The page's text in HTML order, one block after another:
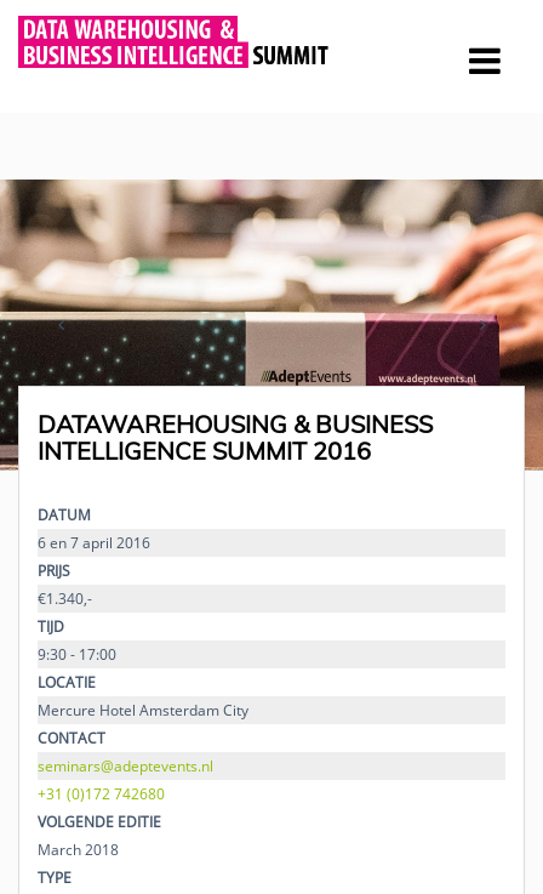
DATAWAREHOUSING & BUSINESS
INTELLIGENCE SUMMIT 2016
DATUM
6 en 7 april 2016
PRIJS
€1.340,-
TIJD
9:30 - 17:00
LOCATIE
Mercure Hotel Amsterdam City
CONTACT
seminars@adeptevents.nl
+31 (0)172 742680
VOLGENDE EDITIE
March 2018
TYPE